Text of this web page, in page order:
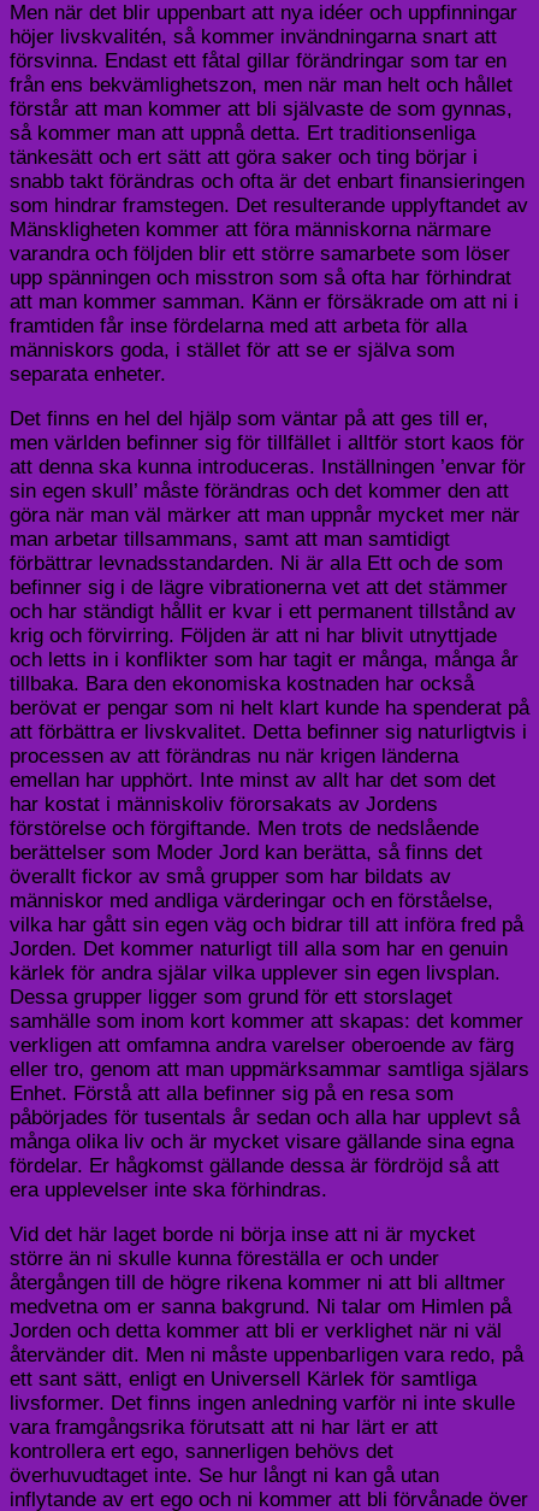
Men när det blir uppenbart att nya idéer och uppfinningar
höjer livskvalitén, så kommer invändningarna snart att
försvinna. Endast ett fåtal gillar förändringar som tar en
från ens bekvämlighetszon, men när man helt och hållet
förstår att man kommer att bli självaste de som gynnas,
så kommer man att uppnå detta. Ert traditionsenliga
tänkesätt och ert sätt att göra saker och ting börjar i
snabb takt förändras och ofta är det enbart finansieringen
som hindrar framstegen. Det resulterande upplyftandet av
Mänskligheten kommer att föra människorna närmare
varandra och följden blir ett större samarbete som löser
upp spänningen och misstron som så ofta har förhindrat
att man kommer samman. Känn er försäkrade om att ni i
framtiden får inse fördelarna med att arbeta för alla
människors goda, i stället för att se er själva som
separata enheter.
Det finns en hel del hjälp som väntar på att ges till er,
men världen befinner sig för tillfället i alltför stort kaos för
att denna ska kunna introduceras. Inställningen ’envar för
sin egen skull’ måste förändras och det kommer den att
göra när man väl märker att man uppnår mycket mer när
man arbetar tillsammans, samt att man samtidigt
förbättrar levnadsstandarden. Ni är alla Ett och de som
befinner sig i de lägre vibrationerna vet att det stämmer
och har ständigt hållit er kvar i ett permanent tillstånd av
krig och förvirring. Följden är att ni har blivit utnyttjade
och letts in i konflikter som har tagit er många, många år
tillbaka. Bara den ekonomiska kostnaden har också
berövat er pengar som ni helt klart kunde ha spenderat på
att förbättra er livskvalitet. Detta befinner sig naturligtvis i
processen av att förändras nu när krigen länderna
emellan har upphört. Inte minst av allt har det som det
har kostat i människoliv förorsakats av Jordens
förstörelse och förgiftande. Men trots de nedslående
berättelser som Moder Jord kan berätta, så finns det
överallt fickor av små grupper som har bildats av
människor med andliga värderingar och en förståelse,
vilka har gått sin egen väg och bidrar till att införa fred på
Jorden. Det kommer naturligt till alla som har en genuin
kärlek för andra själar vilka upplever sin egen livsplan.
Dessa grupper ligger som grund för ett storslaget
samhälle som inom kort kommer att skapas: det kommer
verkligen att omfamna andra varelser oberoende av färg
eller tro, genom att man uppmärksammar samtliga själars
Enhet. Förstå att alla befinner sig på en resa som
påbörjades för tusentals år sedan och alla har upplevt så
många olika liv och är mycket visare gällande sina egna
fördelar. Er hågkomst gällande dessa är fördröjd så att
era upplevelser inte ska förhindras.
Vid det här laget borde ni börja inse att ni är mycket
större än ni skulle kunna föreställa er och under
återgången till de högre rikena kommer ni att bli alltmer
medvetna om er sanna bakgrund. Ni talar om Himlen på
Jorden och detta kommer att bli er verklighet när ni väl
återvänder dit. Men ni måste uppenbarligen vara redo, på
ett sant sätt, enligt en Universell Kärlek för samtliga
livsformer. Det finns ingen anledning varför ni inte skulle
vara framgångsrika förutsatt att ni har lärt er att
kontrollera ert ego, sannerligen behövs det
överhuvudtaget inte. Se hur långt ni kan gå utan
inflytande av ert ego och ni kommer att bli förvånade över